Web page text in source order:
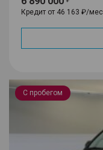
Кредит от 46 163 ₽/мес.
С пробегом
Land Cruiser